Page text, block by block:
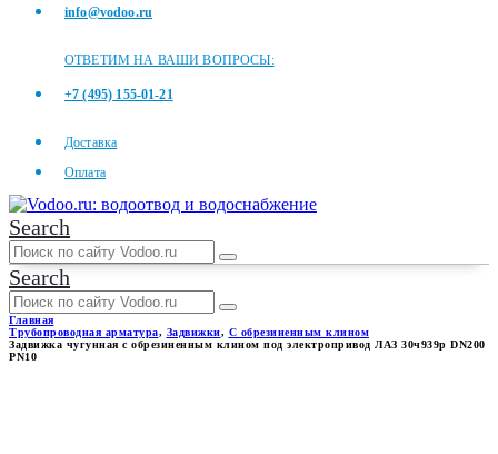
info@vodoo.ru
ОТВЕТИМ НА ВАШИ ВОПРОСЫ:
+7 (495) 155-01-21
Доставка
Оплата
Search
Search
Главная
Трубопроводная арматура, Задвижки, С обрезиненным клином
Задвижка чугунная с обрезиненным клином под электропривод ЛАЗ 30ч939р DN200
PN10